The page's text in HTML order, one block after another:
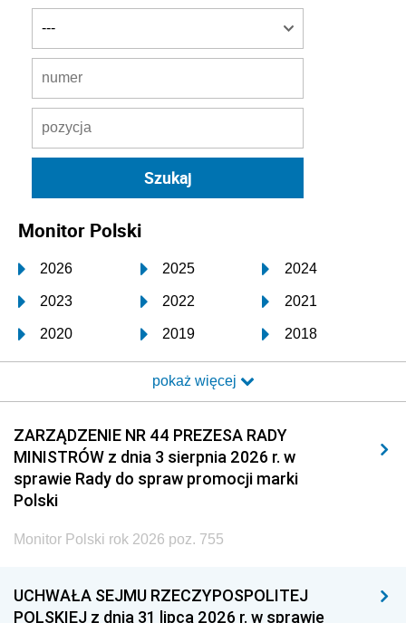
Monitor Polski
2026 2025 2024
2023 2022 2021
2020 2019 2018
2017 2016 2015
2014 2013 2012
2011 2010 2009
2008 2007 2006
2005
1996 1995 1994
pokaż więcej
ZARZĄDZENIE NR 44 PREZESA RADY
MINISTRÓW z dnia 3 sierpnia 2026 r. w
sprawie Rady do spraw promocji marki
Polski
Monitor Polski rok 2026 poz. 755
UCHWAŁA SEJMU RZECZYPOSPOLITEJ
POLSKIEJ z dnia 31 lipca 2026 r. w sprawie